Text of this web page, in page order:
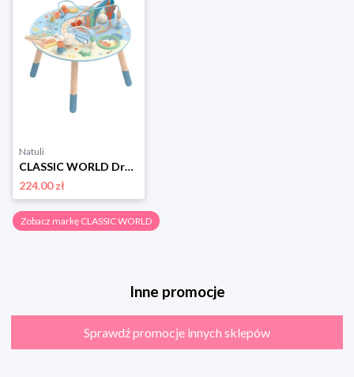
Natuli
CLASSIC WORLD Drewniany Stolik Aktywności "Morskie Życie" Muzyczno Edukacyjny Classic world
224.00 zł
Zobacz markę CLASSIC WORLD
Inne promocje
Sprawdź promocje innych sklepów